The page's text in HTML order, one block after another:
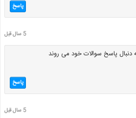
پاسخ
5 سال قبل
پاسخ سوالات خود می روند
پاسخ
5 سال قبل